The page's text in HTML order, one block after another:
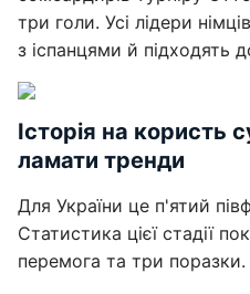
три голи. Усі лідери
з іспанцями й підходять
Історія на користь
ламати тренди
Для України це п'ятий
Статистика цієї стадії
перемога та три поразки.